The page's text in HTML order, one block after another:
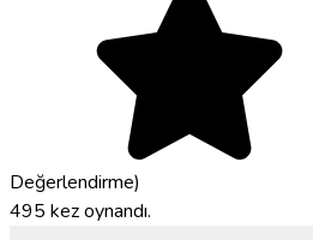
Değerlendirme)
495 kez oynandı.